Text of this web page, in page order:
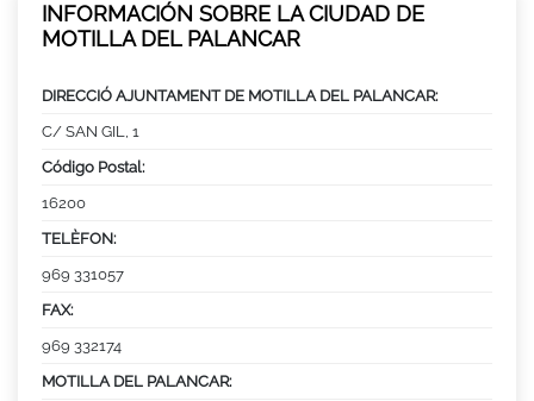
INFORMACIÓN SOBRE LA CIUDAD DE
MOTILLA DEL PALANCAR
DIRECCIÓ AJUNTAMENT DE MOTILLA DEL PALANCAR:
C/ SAN GIL, 1
Código Postal:
16200
TELÈFON:
969 331057
FAX:
969 332174
MOTILLA DEL PALANCAR: